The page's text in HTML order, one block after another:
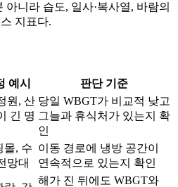
니라 습도, 일사·복사열, 바람의
지표다.
예시 판단 기준
원, 산
긴 명
당일 WBGT가 비교적 낮고
그늘과 휴식처가 있는지 확
인
몰, 수
망대
이동 경로에 냉방 공간이
연속적으로 있는지 확인
해가 진 뒤에도 WBGT와